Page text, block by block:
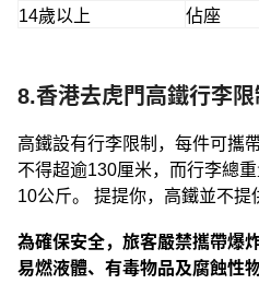
14歲以上
佔座
8.香港去虎門高鐵行李限
高鐵設有行李限制，每件可攜
不得超逾130厘米，而行李總
10公斤。 提提你，高鐵並不提
為確保安全，旅客嚴禁攜帶爆
易燃液體、有毒物品及腐蝕性